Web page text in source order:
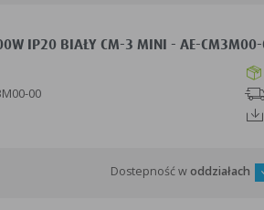
IP20 BIAŁY CM-3 MINI - AE-
00
Dostepność woddziałach